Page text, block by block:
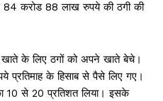
से 84 करोड 88 लाख रुपये की ठगी की
के लिए ठगों को अपने खाते बेचे।
प्रतिमाह के हिसाब से पैसे लिए गए।
10 से 20 प्रतिशत लिया। इसके